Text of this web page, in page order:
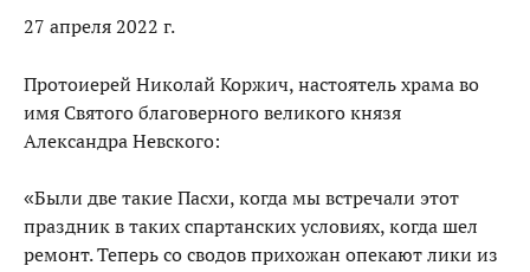
27 апреля 2022 г.
Протоиерей Николай Коржич, настоятель храма во
имя Святого благоверного великого князя
Александра Невского:
«Были две такие Пасхи, когда мы встречали этот
праздник в таких спартанских условиях, когда шел
ремонт. Теперь со сводов прихожан опекают лики из